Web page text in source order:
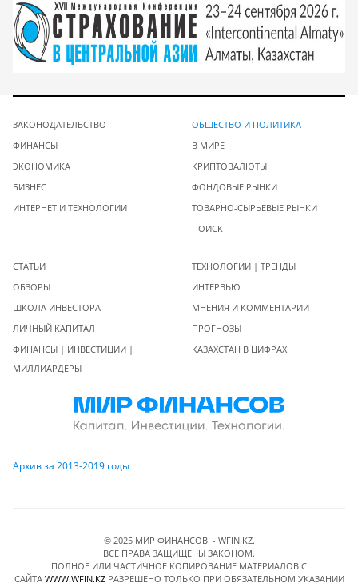
ЗАКОНОДАТЕЛЬСТВО
ФИНАНСЫ
ЭКОНОМИКА
БИЗНЕС
ИНТЕРНЕТ И ТЕХНОЛОГИИ
ОБЩЕСТВО И ПОЛИТИКА
В МИРЕ
КРИПТОВАЛЮТЫ
ФОНДОВЫЕ РЫНКИ
ТОВАРНО-СЫРЬЕВЫЕ РЫНКИ
ПОИСК
СТАТЬИ
ОБЗОРЫ
ШКОЛА ИНВЕСТОРА
ЛИЧНЫЙ КАПИТАЛ
ФИНАНСЫ | ИНВЕСТИЦИИ |
МИЛЛИАРДЕРЫ
ТЕХНОЛОГИИ | ТРЕНДЫ
ИНТЕРВЬЮ
МНЕНИЯ И КОММЕНТАРИИ
ПРОГНОЗЫ
КАЗАХСТАН В ЦИФРАХ
Архив за 2013-2019 годы
© 2025 МИР ФИНАНСОВ - WFIN.KZ.
ВСЕ ПРАВА ЗАЩИЩЕНЫ ЗАКОНОМ.
ПОЛНОЕ ИЛИ ЧАСТИЧНОЕ КОПИРОВАНИЕ МАТЕРИАЛОВ C
САЙТА WWW.WFIN.KZРАЗРЕШЕНО ТОЛЬКО ПРИ ОБЯЗАТЕЛЬНОМ УКАЗАНИИ